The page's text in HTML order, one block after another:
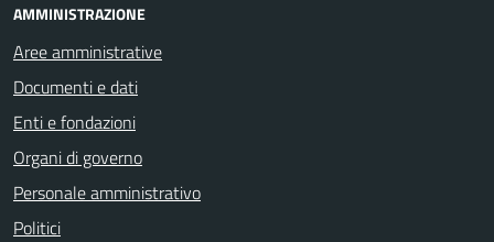
AMMINISTRAZIONE
Aree amministrative
Documenti e dati
Enti e fondazioni
Organi di governo
Personale amministrativo
Politici